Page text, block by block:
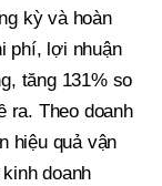
kỳ và hoàn
phí, lợi nhuận
tăng 131% so
ra. Theo doanh
hiệu quả vận
doanh